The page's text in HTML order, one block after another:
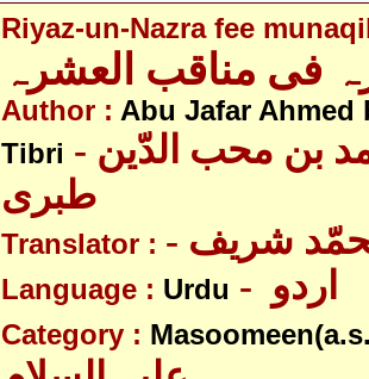
Riyaz-un-Nazra fee
فی مناقب العشرہ
Author : Abu Jafar
Tibri - ابو جعفر احمد بن محب الدّین
طبری
Translator : محمّد شریف
Language : Urdu
Category :